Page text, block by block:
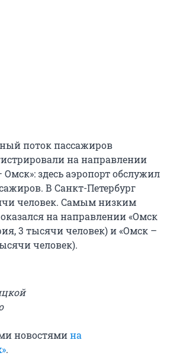
поток пассажиров
на направлении
здесь аэропорт обслужил
В Санкт-Петербург
человек. Самым низким
на направлении «Омск
3 тысячи человек) и «Омск –
человек).
новостямина
.